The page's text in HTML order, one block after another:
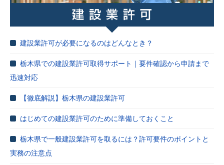
建設業許可が必要になるのはどんなとき？
栃木県での建設業許可取得サポート｜要件確認から申請まで
迅速対応
【徹底解説】栃木県の建設業許可
はじめての建設業許可のために準備しておくこと
栃木県で一般建設業許可を取るには？許可要件のポイントと
実務の注意点